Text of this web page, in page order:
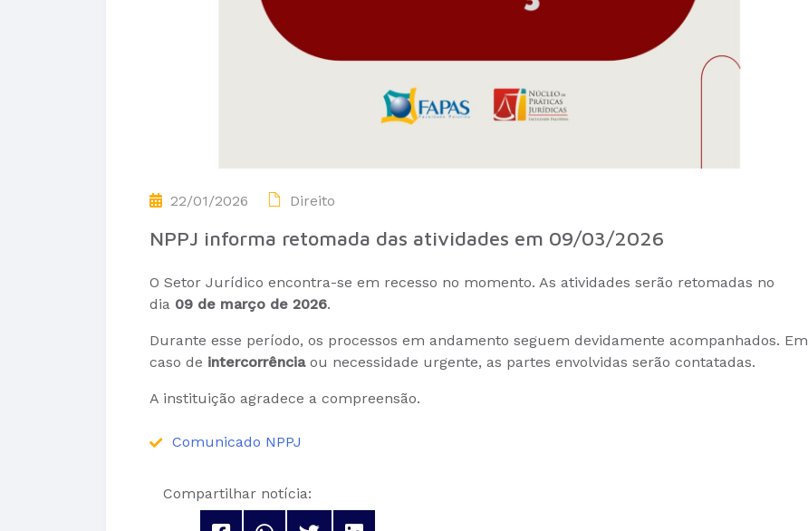
22/01/2026 Direito
NPPJ informa retomada das atividades em 09/03/2026
O Setor Jurídico encontra-se em recesso no momento. As atividades serão retomadas no
dia 09 de março de 2026.
Durante esse período, os processos em andamento seguem devidamente acompanhados. Em
caso de intercorrênciaou necessidade urgente, as partes envolvidas serão contatadas.
A instituição agradece a compreensão.
Comunicado NPPJ
Compartilhar notícia: